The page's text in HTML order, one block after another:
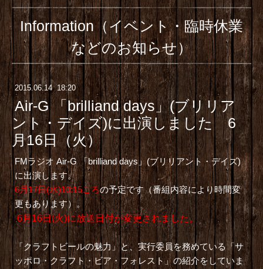
Information（イベント・臨時休業
などのお知らせ）
2015.06.14 18:20
Air-G 「brilliand days」(ブリリア
ント・デイズ)に出演しました 6
月16日（火）
FMラジオ Air-G 「brilliand days」(ブリリアント・デイズ)
に出演します。
6月17日(水)10:15ころの予定です（番組内容により時間変
更もあります）。
6月16日(火)に放送日付が変更されました。
「クラフトビールの魅力」と、実行委員を務めている「サ
ッポロ・クラフト・ビア・フォレスト」の紹介をしていま